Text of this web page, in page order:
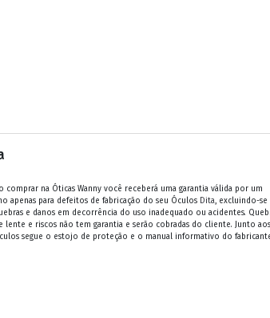
comprar na Óticas Wanny você receberá uma garantia válida por um
apenas para defeitos de fabricação do seu Óculos Dita, excluindo-se
e danos em decorrência do uso inadequado ou acidentes.
lente e riscos não tem garantia e serão cobradas do cliente. Junto aos
segue o estojo de proteção e o manual informativo do